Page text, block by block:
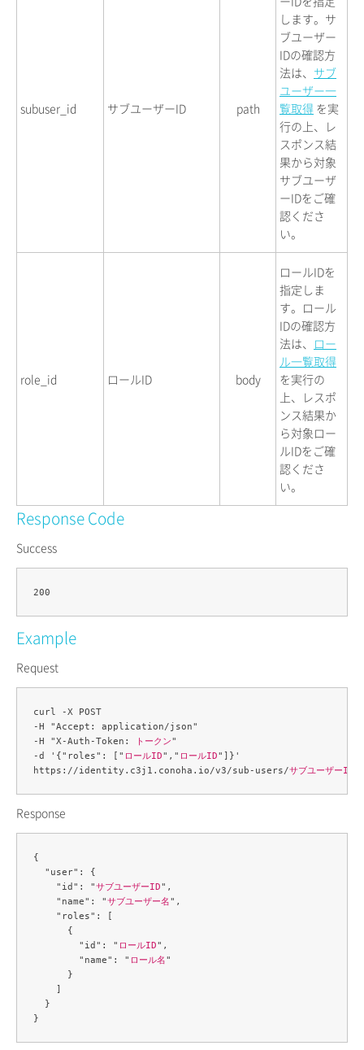
subuser_id サブユーザーID path
します。サ
ブユーザー
IDの確認方
法は、 サブ
ユーザー一
覧取得 を実
行の上、レ
スポンス結
果から対象
サブユーザ
ーIDをご確
認くださ
い。
role_id ロールID body
ロールIDを
指定しま
す。ロール
IDの確認方
法は、 ロー
ル一覧取得
を実行の
上、レスポ
ンス結果か
ら対象ロー
ルIDをご確
認くださ
い。
Response Code
Success
Example
Request
curl -X POST
-H "Accept: application/json"
-H "X-Auth-Token:
トークン"
-d '{"roles": [" ロールID"," ロールID"]}'
https://identity.c3j1.conoha.io/v3/sub-users/サブユーザーID
Response
{
  "user": {
    "id": "
サブユーザーID",
    "name": "
サブユーザー名",
    "roles": [
      {
        "id": "
ロールID",
        "name": "
ロール名"
      }
    ]
  }